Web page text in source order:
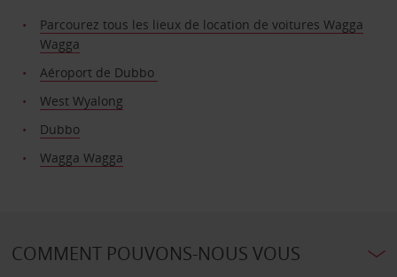
Parcourez tous les lieux de location de voitures Wagga
Wagga
Aéroport de Dubbo
West Wyalong
Dubbo
Wagga Wagga
COMMENT POUVONS-NOUS VOUS